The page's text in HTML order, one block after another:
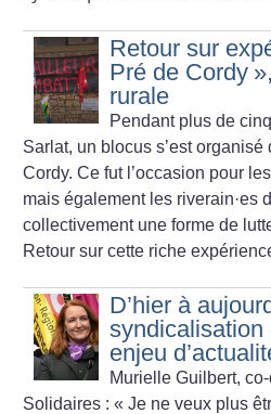
Retour sur
Pré de Cordy
rurale
Pendant plus de
Sarlat, un blocus s’est
Cordy. Ce fut l’occasion pour
mais également les riverain·es
collectivement une forme de
Retour sur cette riche
D’hier à
syndicalisation
enjeu
Murielle Guilbert,
Solidaires : « Je ne veux plus